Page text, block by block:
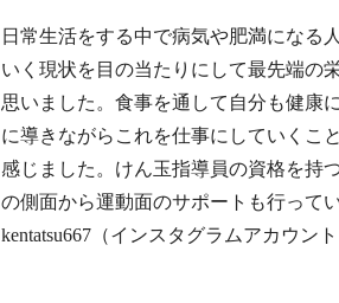
日常生活をする中で病気や肥満になる
いく現状を目の当たりにして最先端の
思いました。食事を通して自分も健康
に導きながらこれを仕事にしていくこ
感じました。けん玉指導員の資格を持
の側面から運動面のサポートも行ってい
kentatsu667（インスタグラムアカウント